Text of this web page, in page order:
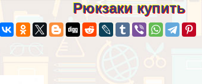
Рюкзаки купить